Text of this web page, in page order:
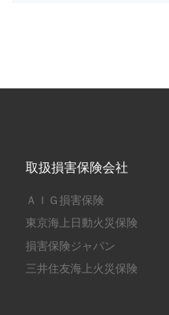
取扱損害保険会社
ＡＩＧ損害保険
東京海上日動火災保険
損害保険ジャパン
三井住友海上火災保険